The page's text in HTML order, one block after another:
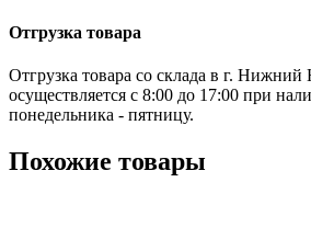
Отгрузка товара
Отгрузка товара со склада в г. Нижний
осуществляется с 8:00 до 17:00 при
понедельника - пятницу.
Похожие товары